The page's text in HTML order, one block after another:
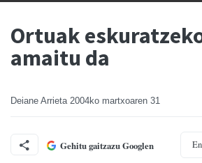
Ortuak
amaitu da
Deiane Arrieta 2004ko martxoaren 31
Gehitu gaitzazu Googlen